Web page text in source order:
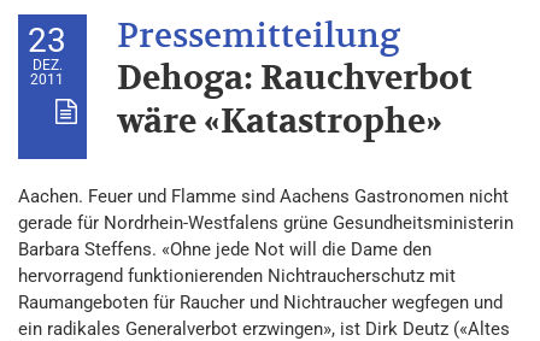
23
DEZ.
2011
Dehoga: Rauchverbot
wäre «Katastrophe»
Aachen. Feuer und Flamme sind Aachens Gastronomen nicht
gerade für Nordrhein-Westfalens grüne Gesundheitsministerin
Barbara Steffens. «Ohne jede Not will die Dame den
hervorragend funktionierenden Nichtraucherschutz mit
Raumangeboten für Raucher und Nichtraucher wegfegen und
ein radikales Generalverbot erzwingen», ist Dirk Deutz («Altes